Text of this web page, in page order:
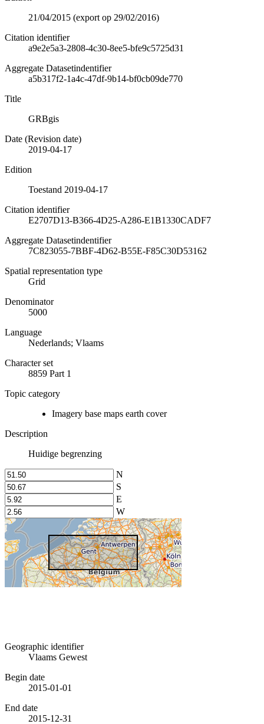
21/04/2015 (export op 29/02/2016)
Citation identifier
a9e2e5a3-2808-4c30-8ee5-bfe9c5725d31
Aggregate Datasetindentifier
a5b317f2-1a4c-47df-9b14-bf0cb09de770
Title
GRBgis
Date (Revision date)
2019-04-17
Edition
Toestand 2019-04-17
Citation identifier
E2707D13-B366-4D25-A286-E1B1330CADF7
Aggregate Datasetindentifier
7C823055-7BBF-4D62-B55E-F85C30D53162
Spatial representation type
Grid
Denominator
5000
Language
Nederlands; Vlaams
Character set
8859 Part 1
Topic category
Imagery base maps earth cover
Description
Huidige begrenzing
N
S
E
W
Geographic identifier
Vlaams Gewest
Begin date
2015-01-01
End date
2015-12-31